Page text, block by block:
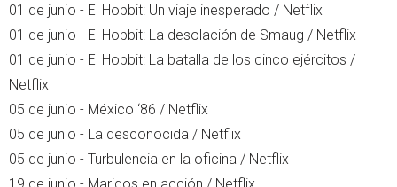
01 de junio - El Hobbit: Un viaje inesperado / Netflix
01 de junio - El Hobbit: La desolación de Smaug / Netflix
01 de junio - El Hobbit: La batalla de los cinco ejércitos /
Netflix
05 de junio - México ‘86 / Netflix
05 de junio - La desconocida / Netflix
05 de junio - Turbulencia en la oficina / Netflix
19 de junio - Maridos en acción / Netflix